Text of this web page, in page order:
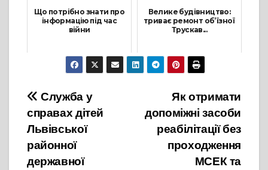
Що потрібно знати про
інформацію під час
війни
10 Січня, 2023
Велике будівництво:
триває ремонт об’їзної
Трускав...
4 Листопада, 2021
Навігація
записів
Як отримати
допоміжні засоби
реабілітації без
проходження
МСЕК та
Служба у
справах дітей
Львівської
районної
державної